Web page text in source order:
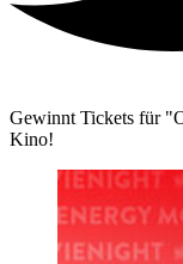
Gewinnt Tickets für
Kino!